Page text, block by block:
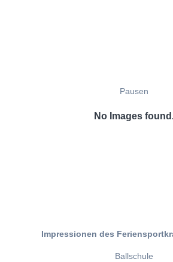
Pausen
No Images
Impressionen des
Ballschule